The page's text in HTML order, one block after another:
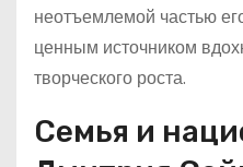
неотъемлемой частью
ценным источником
творческого роста.
Семья и